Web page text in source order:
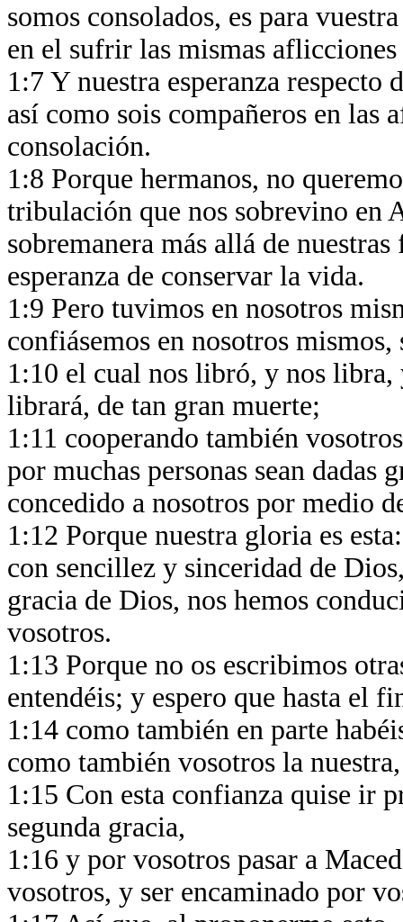
somos consolados, es para
en el sufrir las mismas
1:7 Y nuestra esperanza respecto
así como sois compañeros en las
consolación.
1:8 Porque hermanos, no
tribulación que nos sobrevino en
sobremanera más allá de
esperanza de conservar la vida.
1:9 Pero tuvimos en nosotros
confiásemos en nosotros
1:10 el cual nos libró, y nos libra,
librará, de tan gran muerte;
1:11 cooperando también
por muchas personas sean dadas
concedido a nosotros por medio
1:12 Porque nuestra gloria es
con sencillez y sinceridad de
gracia de Dios, nos hemos
vosotros.
1:13 Porque no os escribimos
entendéis; y espero que hasta el
1:14 como también en parte
como también vosotros la
1:15 Con esta confianza quise ir
segunda gracia,
1:16 y por vosotros pasar a
vosotros, y ser encaminado por